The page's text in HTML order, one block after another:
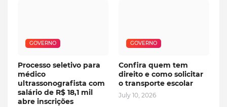
GOVERNO
Processo seletivo para
médico
ultrassonografista com
salário de R$ 18,1 mil
abre inscrições
GOVERNO
Confira quem tem
direito e como solicitar
o transporte escolar
July 10, 2026